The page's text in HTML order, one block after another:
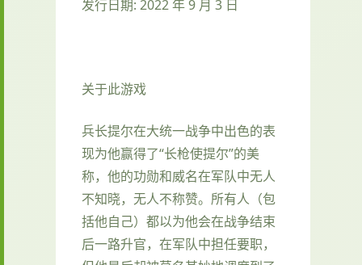
发行日期: 2022 年 9 月 3 日
关于此游戏
兵长提尔在大统一战争中出色的表
现为他赢得了“长枪使提尔”的美
称，他的功勋和威名在军队中无人
不知晓，无人不称赞。所有人（包
括他自己）都以为他会在战争结束
后一路升官，在军队中担任要职，